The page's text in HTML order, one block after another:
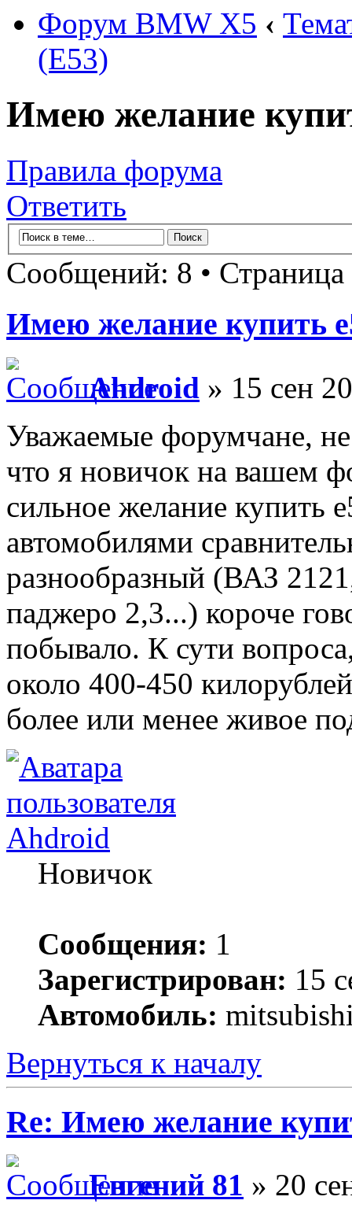
Форум BMW X5 ‹
(E53)
Имею желание
Правила форума
Ответить
Сообщений: 8 • Страница
Имею желание купить
Ahdroid » 15 сен
Уважаемые форумчане,
что я новичок на вашем
сильное желание купить
автомобилями
разнообразный (ВАЗ
паджеро 2,3...) короче
побывало. К сути
около 400-450
более или менее живое
Ahdroid
Новичок
Сообщения: 1
Зарегистрирован: 15
Автомобиль:
Вернуться к началу
Re: Имею желание
Евгений 81 » 20